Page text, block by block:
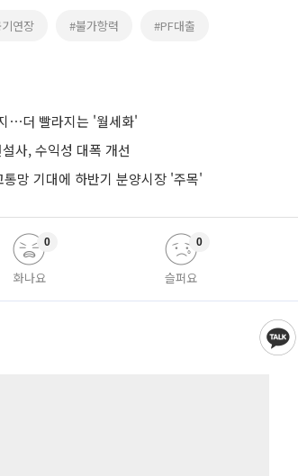
연장 #불가항력 #PF대출
⋯더 빨라지는 '월세화'
사, 수익성 대폭 개선
망 기대에 하반기 분양시장 '주목'
화나요
0
슬퍼요
0